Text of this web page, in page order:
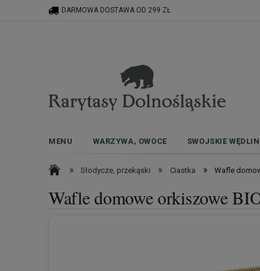
DARMOWA DOSTAWA OD 299 ZŁ
MENU WARZYWA, OWOCE SWOJSKIE
» Słodycze, przekąski » Ciastka » Wafle
Wafle domowe orkiszowe